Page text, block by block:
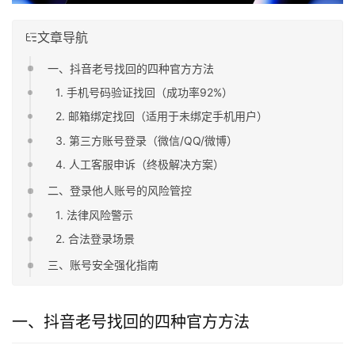
文章导航
一、抖音老号找回的四种官方方法
1. 手机号码验证找回（成功率92%）
2. 邮箱绑定找回（适用于未绑定手机用户）
3. 第三方账号登录（微信/QQ/微博）
4. 人工客服申诉（终极解决方案）
二、登录他人账号的风险管控
1. 法律风险警示
2. 合法登录场景
三、账号安全强化指南
一、抖音老号找回的四种官方方法